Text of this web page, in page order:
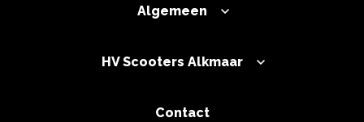
Algemeen
HV Scooters Alkmaar
Contact